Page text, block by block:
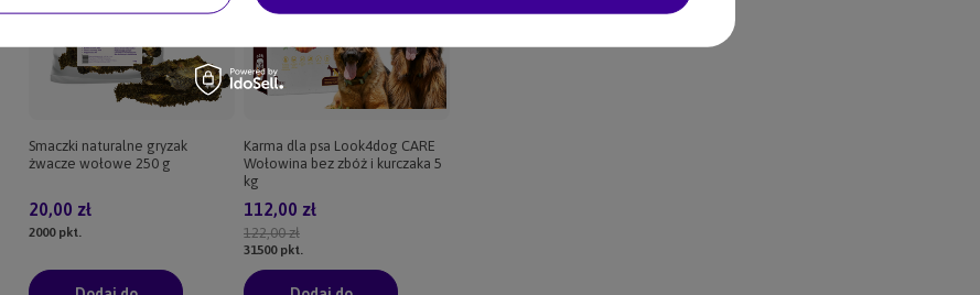
Smaczki naturalne gryzak
żwacze wołowe 250 g
20,00 zł
2000pkt.
Karma dla psa Look4dog CARE
Wołowina bez zbóż i kurczaka 5
kg
122,00 zł
112,00 zł
31500pkt.